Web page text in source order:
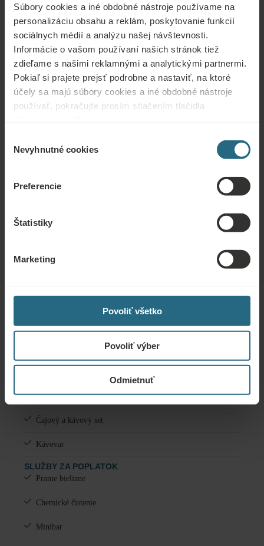
Súbory cookies a iné obdobné nástroje používame na
personalizáciu obsahu a reklám, poskytovanie funkcií
sociálnych médií a analýzu našej návštevnosti.
Informácie o vašom používaní našich stránok tiež
zdieľame s našimi reklamnými a analytickými partnermi.
Pokiaľ si prajete prejsť podrobne a nastaviť, na ktoré
účely sa majú súbory cookies a iné obdobné nástroje
používať, pokračujte prosím stlačením tlačidla
súhlasu
Nevyhnutné cookies
Preferencie
Štatistiky
Marketing
Povoliť všetko
Povoliť výber
Odmietnuť
Jedno umývadlo
WC v kúpeľni
Samostatné WC
Kozmetické zrkadlo
Čiapka na sprchovanie
Uteráky do Spa & Wellness
Služby
Služba budenia
Čajový a kávový set
Kávovar
SLUŽBY ZA POPLATOK
Pranie bielizne
Chemické čistenie
Minibar